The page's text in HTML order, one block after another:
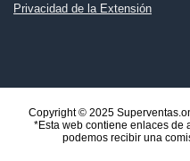
Privacidad de la Extensión
Copyright © 2025
*Esta web contiene enlaces de
podemos recibir una